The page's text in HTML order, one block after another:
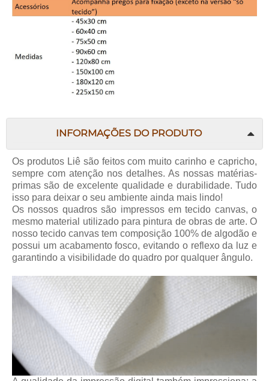
INFORMAÇÕES DO PRODUTO
Os produtos Liê são feitos com muito carinho e capricho,
sempre com atenção nos detalhes. As nossas matérias-
primas são de excelente qualidade e durabilidade. Tudo
isso para deixar o seu ambiente ainda mais lindo!
Os nossos quadros são impressos em tecido canvas, o
mesmo material utilizado para pintura de obras de arte. O
nosso tecido canvas tem composição 100% de algodão e
possui um acabamento fosco, evitando o reflexo da luz e
garantindo a visibilidade do quadro por qualquer ângulo.